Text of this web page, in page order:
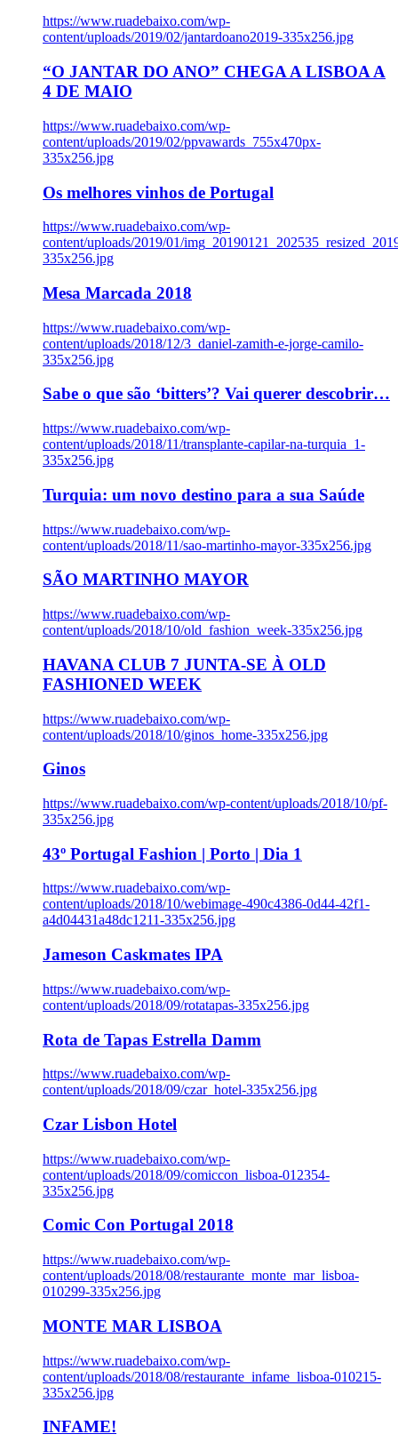
https://www.ruadebaixo.com/wp-
content/uploads/2019/02/jantardoano2019-335x256.jpg
“O JANTAR DO ANO” CHEGA A LISBOA A
4 DE MAIO
https://www.ruadebaixo.com/wp-
content/uploads/2019/02/ppvawards_755x470px-
335x256.jpg
Os melhores vinhos de Portugal
https://www.ruadebaixo.com/wp-
content/uploads/2019/01/
335x256.jpg
Mesa Marcada 2018
https://www.ruadebaixo.com/wp-
content/uploads/2018/12/3_daniel-zamith-e-jorge-camilo-
335x256.jpg
Sabe o que são ‘bitters’? Vai querer descobrir…
https://www.ruadebaixo.com/wp-
content/uploads/2018/11/transplante-capilar-na-turquia_1-
335x256.jpg
Turquia: um novo destino para a sua Saúde
https://www.ruadebaixo.com/wp-
content/uploads/2018/11/sao-martinho-mayor-335x256.jpg
SÃO MARTINHO MAYOR
https://www.ruadebaixo.com/wp-
content/uploads/2018/10/old_fashion_week-335x256.jpg
HAVANA CLUB 7 JUNTA-SE À OLD
FASHIONED WEEK
https://www.ruadebaixo.com/wp-
content/uploads/2018/10/ginos_home-335x256.jpg
Ginos
https://www.ruadebaixo.com/wp-content/uploads/2018/10/pf-
335x256.jpg
43º Portugal Fashion | Porto | Dia 1
https://www.ruadebaixo.com/wp-
content/uploads/2018/10/webimage-490c4386-0d44-42f1-
a4d04431a48dc1211-335x256.jpg
Jameson Caskmates IPA
https://www.ruadebaixo.com/wp-
content/uploads/2018/09/rotatapas-335x256.jpg
Rota de Tapas Estrella Damm
https://www.ruadebaixo.com/wp-
content/uploads/2018/09/czar_hotel-335x256.jpg
Czar Lisbon Hotel
https://www.ruadebaixo.com/wp-
content/uploads/2018/09/comiccon_lisboa-012354-
335x256.jpg
Comic Con Portugal 2018
https://www.ruadebaixo.com/wp-
content/uploads/2018/08/restaurante_monte_mar_lisboa-
010299-335x256.jpg
MONTE MAR LISBOA
https://www.ruadebaixo.com/wp-
content/uploads/2018/08/restaurante_infame_lisboa-010215-
335x256.jpg
INFAME!